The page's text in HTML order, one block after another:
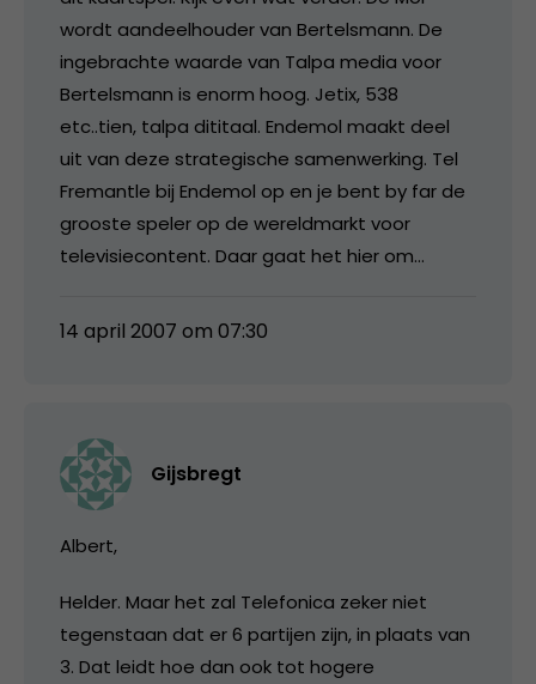
wordt aandeelhouder van Bertelsmann. De
ingebrachte waarde van Talpa media voor
Bertelsmann is enorm hoog. Jetix, 538
etc..tien, talpa dititaal. Endemol maakt deel
uit van deze strategische samenwerking. Tel
Fremantle bij Endemol op en je bent by far de
grooste speler op de wereldmarkt voor
televisiecontent. Daar gaat het hier om…
14 april 2007 om 07:30
Gijsbregt
Albert,
Helder. Maar het zal Telefonica zeker niet
tegenstaan dat er 6 partijen zijn, in plaats van
3. Dat leidt hoe dan ook tot hogere